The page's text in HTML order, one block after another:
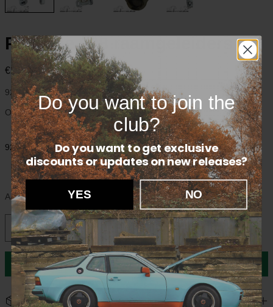
Porsche 928 raamgeleiders
€20,00
92853725902
Onderdeel carrosserie voor de Porsche 928
92853725902
Aantal
In winkelwagen
Verzending
Do you want to join the
club?
Do you want to get exclusive
discountsor updates on new releases?
YES NO